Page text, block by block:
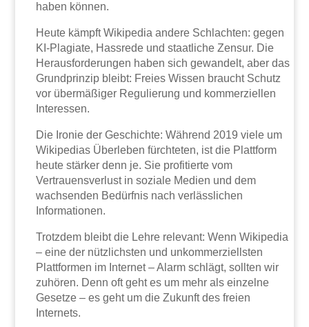
haben können.
Heute kämpft Wikipedia andere Schlachten: gegen
KI-Plagiate, Hassrede und staatliche Zensur. Die
Herausforderungen haben sich gewandelt, aber das
Grundprinzip bleibt: Freies Wissen braucht Schutz
vor übermäßiger Regulierung und kommerziellen
Interessen.
Die Ironie der Geschichte: Während 2019 viele um
Wikipedias Überleben fürchteten, ist die Plattform
heute stärker denn je. Sie profitierte vom
Vertrauensverlust in soziale Medien und dem
wachsenden Bedürfnis nach verlässlichen
Informationen.
Trotzdem bleibt die Lehre relevant: Wenn Wikipedia
– eine der nützlichsten und unkommerziellsten
Plattformen im Internet – Alarm schlägt, sollten wir
zuhören. Denn oft geht es um mehr als einzelne
Gesetze – es geht um die Zukunft des freien
Internets.